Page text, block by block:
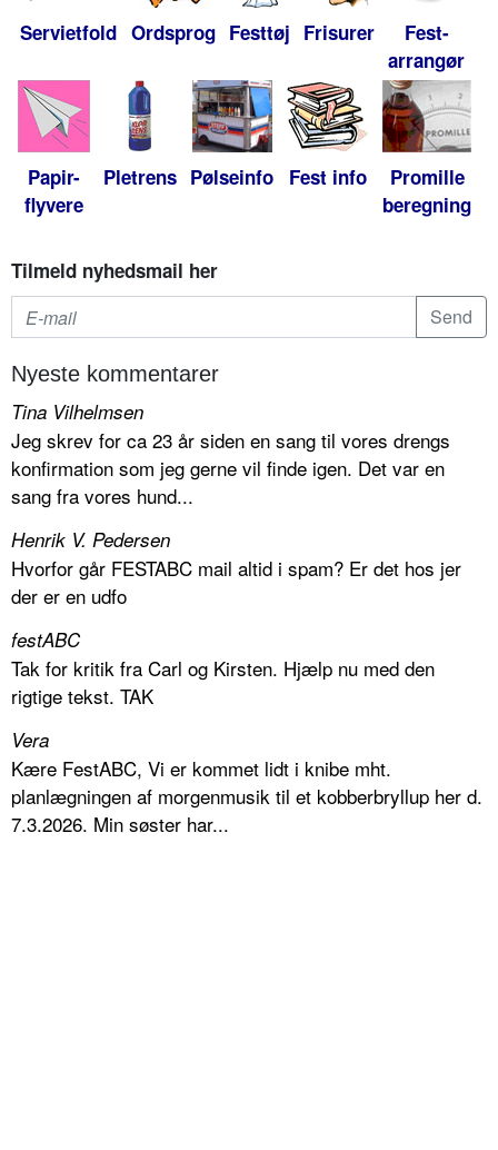
Servietfold Ordsprog Festtøj Frisurer
Fest-
arrangør
Papir-
flyvere
Pletrens Pølseinfo Fest info
Promille
beregning
Tilmeld nyhedsmail her
Nyeste kommentarer
Tina Vilhelmsen
Jeg skrev for ca 23 år siden en sang til vores drengs
konfirmation som jeg gerne vil finde igen. Det var en
sang fra vores hund...
Henrik V. Pedersen
Hvorfor går FESTABC mail altid i spam? Er det hos jer
der er en udfo
festABC
Tak for kritik fra Carl og Kirsten. Hjælp nu med den
rigtige tekst. TAK
Vera
Kære FestABC, Vi er kommet lidt i knibe mht.
planlægningen af morgenmusik til et kobberbryllup her d.
7.3.2026. Min søster har...